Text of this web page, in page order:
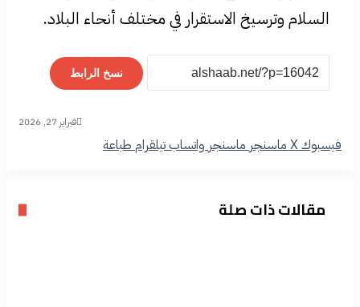
السلام وترسيخ الاستقرار في مختلف أنحاء البلاد.
نسخ الرابط
فبراير 27, 2026
فيسبوك‫Xماسنجر ماسنجر واتسابتيلقرامطباعة
مقالات ذات صلة